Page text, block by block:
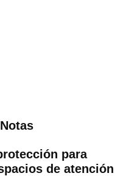
para
de atención